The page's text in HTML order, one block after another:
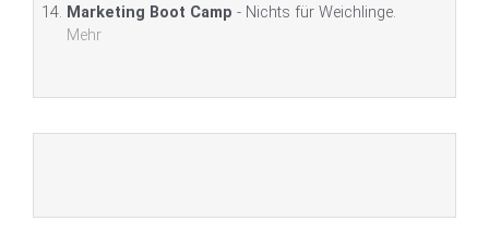
Marketing Boot Camp - Nichts für Weichlinge.
Mehr